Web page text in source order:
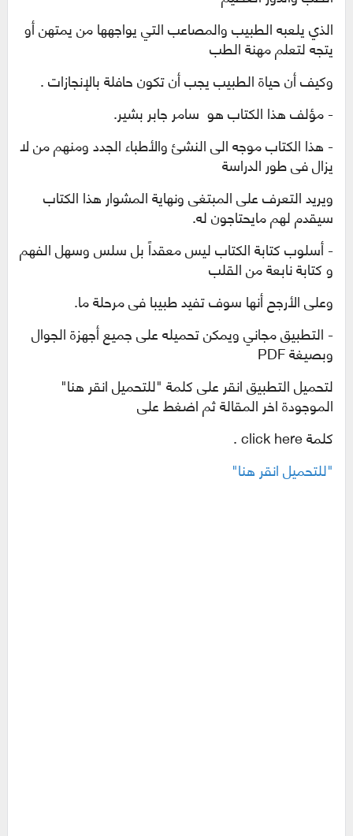
الذي يلعبه الطبيب والمصاعب التي يواجهها من يمتهن أو
يتجه لتعلم مهنة الطب
وكيف أن حياة الطبيب يجب أن تكون حافلة بالإنجازات .
- مؤلف هذا الكتاب هو سامر جابر بشير.
- هذا الكتاب موجه الى النشئ والأطباء الجدد ومنهم من لا
يزال فى طور الدراسة
ويريد التعرف على المبتغى ونهاية المشوار هذا الكتاب
سيقدم لهم مايحتاجون له.
- أسلوب كتابة الكتاب ليس معقداً بل سلس وسهل الفهم
و كتابة نابعة من القلب
وعلى الأرجح أنها سوف تفيد طبيبا فى مرحلة ما.
- التطبيق مجاني ويمكن تحميله على جميع أجهزة الجوال
وبصيغةPDF
لتحميل التطبيق انقر على كلمة "للتحميل انقر هنا"
الموجودة اخر المقالة ثم اضغط على
كلمةclick here .
"للتحميل انقر هنا"